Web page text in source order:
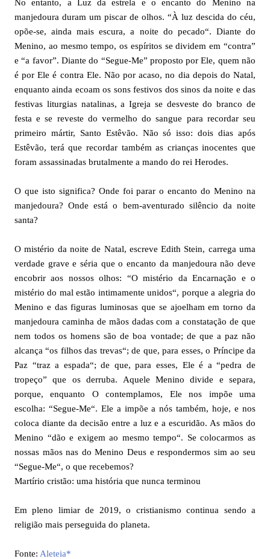
No entanto, a Luz da estrela e o encanto do Menino na
manjedoura duram um piscar de olhos. “À luz descida do céu,
opõe-se, ainda mais escura, a noite do pecado“. Diante do
Menino, ao mesmo tempo, os espíritos se dividem em “contra”
e “a favor”. Diante do “Segue-Me” proposto por Ele, quem não
é por Ele é contra Ele. Não por acaso, no dia depois do Natal,
enquanto ainda ecoam os sons festivos dos sinos da noite e das
festivas liturgias natalinas, a Igreja se desveste do branco de
festa e se reveste do vermelho do sangue para recordar seu
primeiro mártir, Santo Estêvão. Não só isso: dois dias após
Estêvão, terá que recordar também as crianças inocentes que
foram assassinadas brutalmente a mando do rei Herodes.
O que isto significa? Onde foi parar o encanto do Menino na
manjedoura? Onde está o bem-aventurado silêncio da noite
santa?
O mistério da noite de Natal, escreve Edith Stein, carrega uma
verdade grave e séria que o encanto da manjedoura não deve
encobrir aos nossos olhos: “O mistério da Encarnação e o
mistério do mal estão intimamente unidos“, porque a alegria do
Menino e das figuras luminosas que se ajoelham em torno da
manjedoura caminha de mãos dadas com a constatação de que
nem todos os homens são de boa vontade; de que a paz não
alcança “os filhos das trevas“; de que, para esses, o Príncipe da
Paz “traz a espada“; de que, para esses, Ele é a “pedra de
tropeço” que os derruba. Aquele Menino divide e separa,
porque, enquanto O contemplamos, Ele nos impõe uma
escolha: “Segue-Me“. Ele a impõe a nós também, hoje, e nos
coloca diante da decisão entre a luz e a escuridão. As mãos do
Menino “dão e exigem ao mesmo tempo“. Se colocarmos as
nossas mãos nas do Menino Deus e respondermos sim ao seu
“Segue-Me“, o que recebemos?
Martírio cristão: uma história que nunca terminou
Em pleno limiar de 2019, o cristianismo continua sendo a
religião mais perseguida do planeta.
Fonte: Aleteia*